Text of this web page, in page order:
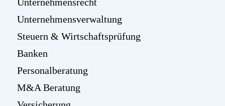
Unternehmensverwaltung
Steuern & Wirtschaftsprüfung
Banken
Personalberatung
M&A Beratung